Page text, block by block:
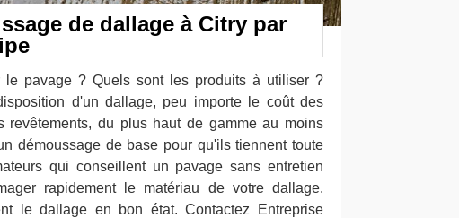
de dallage à Citry par
le pavage ? Quels sont les produits à utiliser ?
d'un dallage, peu importe le coût des
revêtements, du plus haut de gamme au moins
démoussage de base pour qu'ils tiennent toute
qui conseillent un pavage sans entretien
rapidement le matériau de votre dallage.
le dallage en bon état. Contactez Entreprise